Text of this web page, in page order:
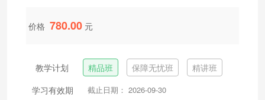
价格 780.00 元
教学计划 精品班 保障无忧班
精讲班
学习有效期
截止日期： 2026-09-30